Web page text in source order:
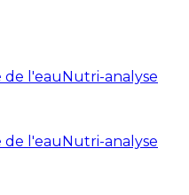
de l'eauNutri-analyse
de l'eauNutri-analyse